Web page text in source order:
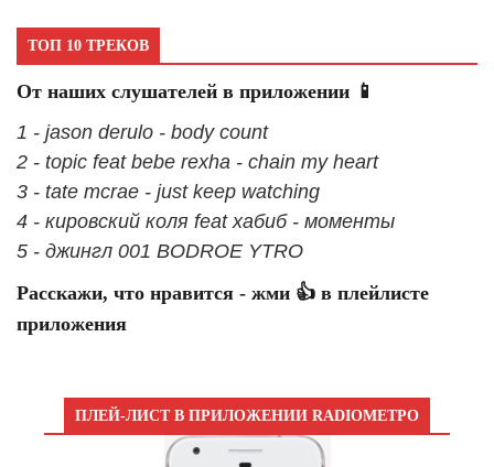
ТОП 10 ТРЕКОВ
От наших слушателей в приложении 📱
1 - jason derulo - body count
2 - topic feat bebe rexha - chain my heart
3 - tate mcrae - just keep watching
4 - кировский коля feat хабиб - моменты
5 - джингл 001 BODROE YTRO
Расскажи, что нравится - жми 👍 в плейлисте
приложения
ПЛЕЙ-ЛИСТ В ПРИЛОЖЕНИИ RADIOМЕТРО